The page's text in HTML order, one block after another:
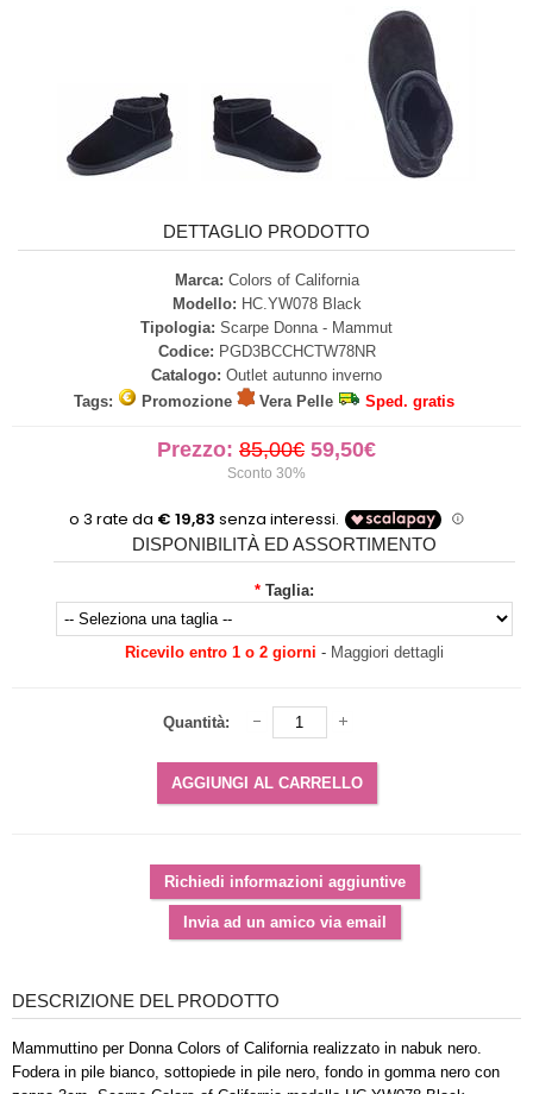
DETTAGLIO PRODOTTO
Marca: Colors of California
Modello: HC.YW078 Black
Tipologia: Scarpe Donna - Mammut
Codice: PGD3BCCHCTW78NR
Catalogo: Outlet autunno inverno
Tags:
Promozione Vera Pelle Sped. gratis
Prezzo: 85,00€ 59,50€
Sconto 30%
DISPONIBILITÀ ED ASSORTIMENTO
* Taglia:
Ricevilo entro 1 o 2 giorni - Maggiori dettagli
Quantità:
DESCRIZIONE DEL PRODOTTO
Mammuttino per Donna Colors of California realizzato in nabuk nero.
Fodera in pile bianco, sottopiede in pile nero, fondo in gomma nero con